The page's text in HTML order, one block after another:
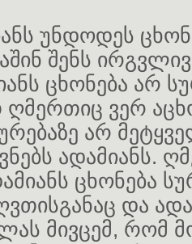
უნდოდეს
შენს
ცხონება არ
ვერ
არ
ადამიანს.
ცხონება
და
მივცემ, რომ